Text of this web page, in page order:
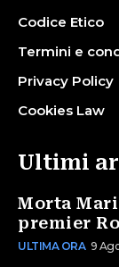
Codice Etico
Termini e
Privacy Policy
Cookies Law
Ultimi
Morta
premier
ULTIMA ORA 9